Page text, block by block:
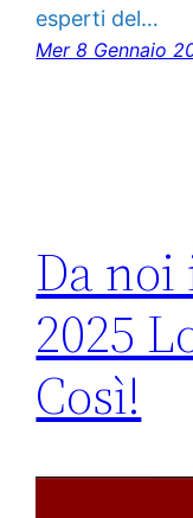
esperti del…
Mer 8 Gennaio
Da noi
2025
Così!